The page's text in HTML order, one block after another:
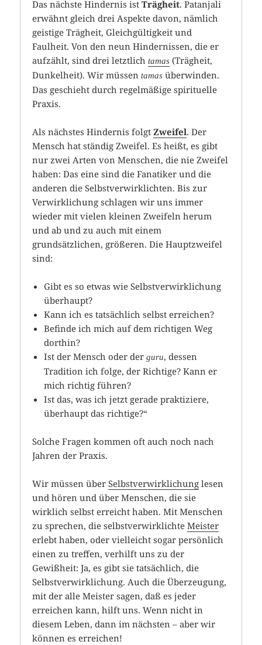
Das nächste Hindernis istTrägheit. Patanjali
erwähnt gleich drei Aspekte davon, nämlich
geistige Trägheit, Gleichgültigkeit und
Faulheit. Von den neun Hindernissen, die er
aufzählt, sind drei letztlichtamas (Trägheit,
Dunkelheit). Wir müssentamas überwinden.
Das geschieht durch regelmäßige spirituelle
Praxis.
Als nächstes Hindernis folgtZweifel. Der
Mensch hat ständig Zweifel. Es heißt, es gibt
nur zwei Arten von Menschen, die nie Zweifel
haben: Das eine sind die Fanatiker und die
anderen die Selbstverwirklichten. Bis zur
Verwirklichung schlagen wir uns immer
wieder mit vielen kleinen Zweifeln herum
und ab und zu auch mit einem
grundsätzlichen, größeren. Die Hauptzweifel
sind:
Gibt es so etwas wie Selbstverwirklichung
überhaupt?
Kann ich es tatsächlich selbst erreichen?
Befinde ich mich auf dem richtigen Weg
dorthin?
Ist der Mensch oder derguru, dessen
Tradition ich folge, der Richtige? Kann er
mich richtig führen?
Ist das, was ich jetzt gerade praktiziere,
überhaupt das richtige?“
Solche Fragen kommen oft auch noch nach
Jahren der Praxis.
Wir müssen überSelbstverwirklichung lesen
und hören und über Menschen, die sie
wirklich selbst erreicht haben. Mit Menschen
zu sprechen, die selbstverwirklichteMeister
erlebt haben, oder vielleicht sogar persönlich
einen zu treffen, verhilft uns zu der
Gewißheit: Ja, es gibt sie tatsächlich, die
Selbstverwirklichung. Auch die Überzeugung,
mit der alle Meister sagen, daß es jeder
erreichen kann, hilft uns. Wenn nicht in
diesem Leben, dann im nächsten – aber wir
können es erreichen!